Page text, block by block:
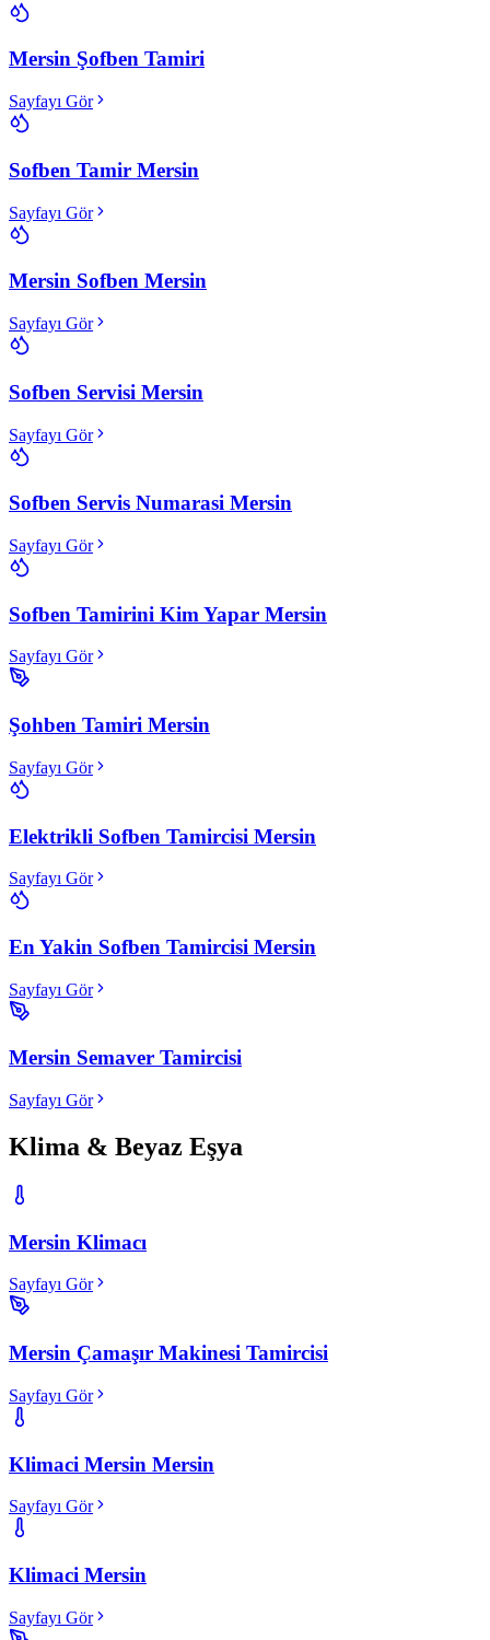
Mersin Şofben Tamiri
Sayfayı Gör
Sofben Tamir Mersin
Sayfayı Gör
Mersin Sofben Mersin
Sayfayı Gör
Sofben Servisi Mersin
Sayfayı Gör
Sofben Servis Numarasi Mersin
Sayfayı Gör
Sofben Tamirini Kim Yapar Mersin
Sayfayı Gör
Şohben Tamiri Mersin
Sayfayı Gör
Elektrikli Sofben Tamircisi Mersin
Sayfayı Gör
En Yakin Sofben Tamircisi Mersin
Sayfayı Gör
Mersin Semaver Tamircisi
Sayfayı Gör
Klima & Beyaz Eşya
Mersin Klimacı
Sayfayı Gör
Mersin Çamaşır Makinesi Tamircisi
Sayfayı Gör
Klimaci Mersin Mersin
Sayfayı Gör
Klimaci Mersin
Sayfayı Gör